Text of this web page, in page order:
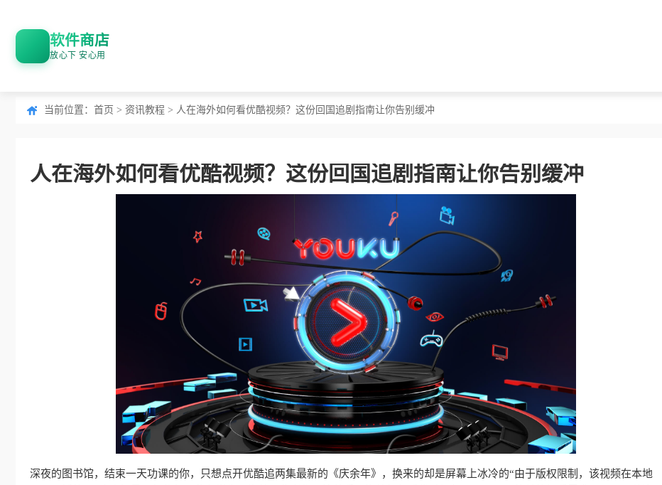
软件商店
放心下 安心用
当前位置： 首页 > 资讯教程 > 人在海外如何看优酷视频？这份回国追剧指南让你告别缓冲
人在海外如何看优酷视频？这份回国追剧指南让你告别缓冲
深夜的图书馆，结束一天功课的你，只想点开优酷追两集最新的《庆余年》，换来的却是屏幕上冰冷的“由于版权限制，该视频在本地